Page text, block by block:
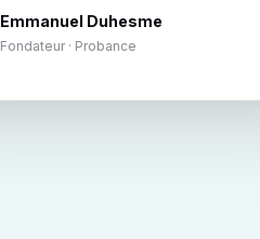
Emmanuel Duhesme
Fondateur · Probance